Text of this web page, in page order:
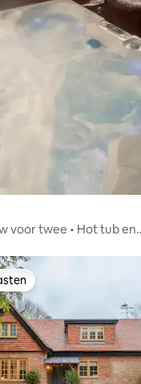
voor twee • Hot tub en